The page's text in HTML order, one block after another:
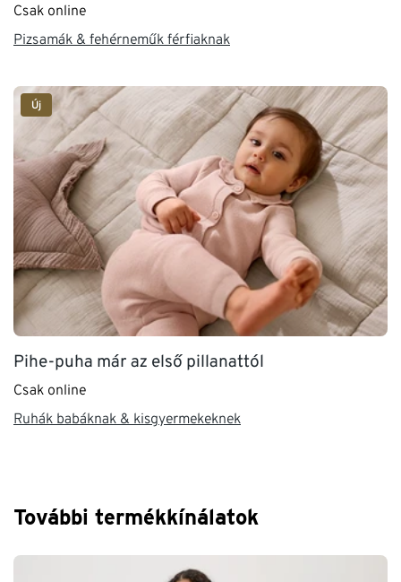
Csak online
Pizsamák & fehérneműk férfiaknak
Új
Pihe-puha már az első pillanattól
Csak online
Ruhák babáknak & kisgyermekeknek
További termékkínálatok